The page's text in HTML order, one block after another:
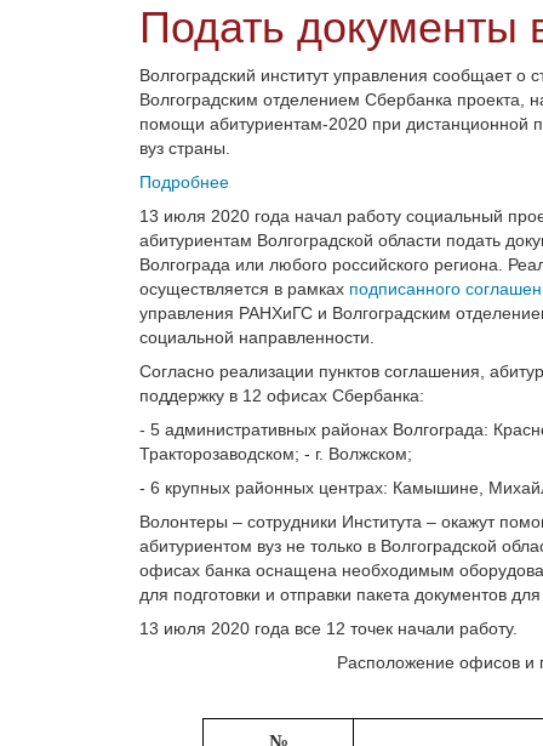
Подать документы
Волгоградский институт управления сообщает о
Волгоградским отделением Сбербанка проекта,
помощи абитуриентам-2020 при дистанционной
вуз страны.
Подробнее
13 июля 2020 года начал работу социальный
абитуриентам Волгоградской области подать
Волгограда или любого российского региона.
осуществляется в рамках подписанного
управления РАНХиГС и Волгоградским
социальной направленности.
Согласно реализации пунктов соглашения,
поддержку в 12 офисах Сбербанка:
- 5 административных районах Волгограда:
Тракторозаводском; - г. Волжском;
- 6 крупных районных центрах: Камышине,
Волонтеры – сотрудники Института – окажут
абитуриентом вуз не только в Волгоградской
офисах банка оснащена необходимым
для подготовки и отправки пакета документов
13 июля 2020 года все 12 точек начали работу.
Расположение офисов и
№